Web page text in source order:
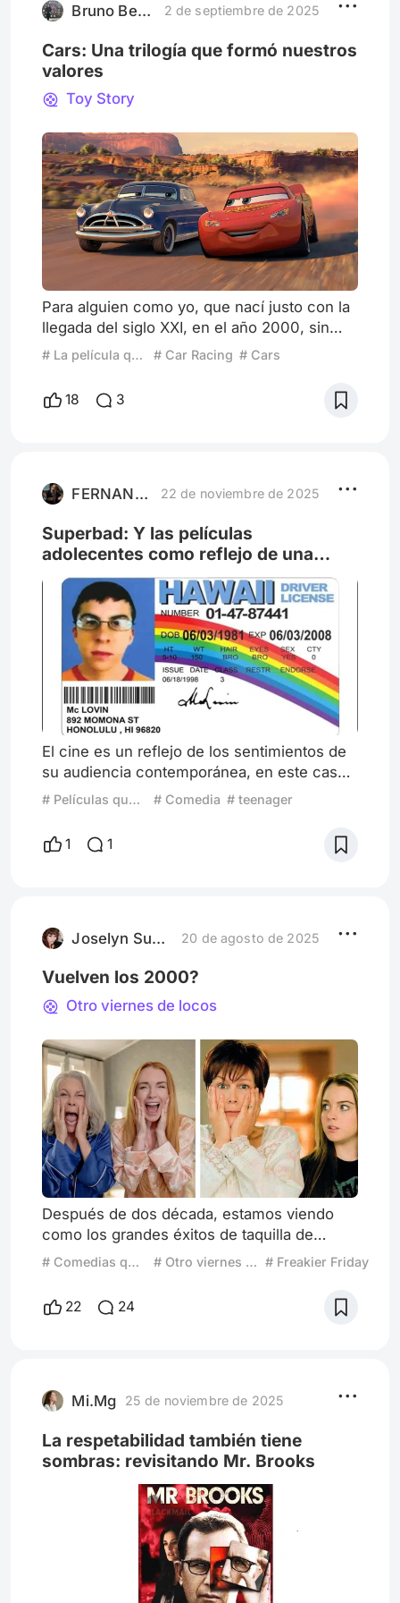
preadolescente y no me dejaban
Bruno Berardi 2 de septiembre de 2025
Cars: Una trilogía que formó nuestros
valores
Toy Story
Para alguien como yo, que nací justo con la
llegada del siglo XXI, en el año 2000, sin
duda marcó un antes y un después en lo
No es que antes de ese año hubieran malas
creaciones; Toy Story (1995), el Rey león
profundidad marcando
# La película que me lleva a la infancia # Car Racing # Cars
18 3
FERNANDO 1212 22 de noviembre de 2025
Superbad: Y las películas
adolecentes como reflejo de una
generación.
El cine es un reflejo de los sentimientos de
su audiencia contemporánea, en este caso
las teen movies muestran los problemas e
únicamente de las películas que funcionan y
perduraron) Desde la primer película
preocupaciones juveniles se vo
# Películas que definen generaciones # Comedia # teenager
1 1
Joselyn Suster 20 de agosto de 2025
Vuelven los 2000?
Otro viernes de locos
Después de dos década, estamos viendo
como los grandes éxitos de taquilla de
algunas franquicias están volviendo para
qué?. Para nadie es un secreto que apelar
por la nostalgia del publico es un truco muy
tecnología, avances, de cambi
# Comedias que se ponen serias # Otro viernes de locos # Freakier Friday
22 24
Mi.Mg 25 de noviembre de 2025
La respetabilidad también tiene
sombras: revisitando Mr. Brooks